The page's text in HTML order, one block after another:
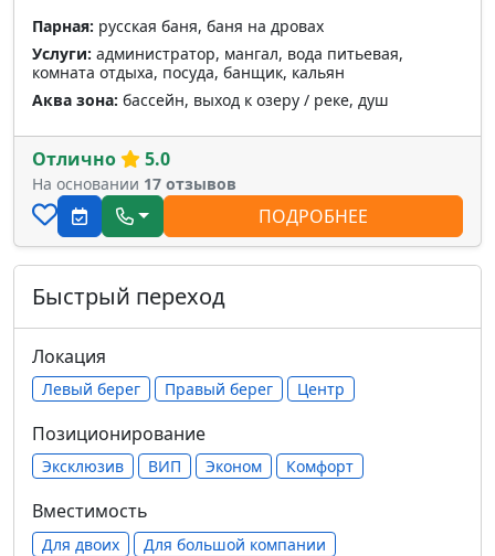
Парная: русская баня, баня на дровах
Услуги: администратор, мангал, вода питьевая,
комната отдыха, посуда, банщик, кальян
Аква зона: бассейн, выход к озеру / реке, душ
Отлично 5.0
На основании 17 отзывов
ПОДРОБНЕЕ
Быстрый переход
Локация
Левый берег Правый берег Центр
Позиционирование
Эксклюзив ВИП Эконом Комфорт
Вместимость
Для двоих Для большой компании